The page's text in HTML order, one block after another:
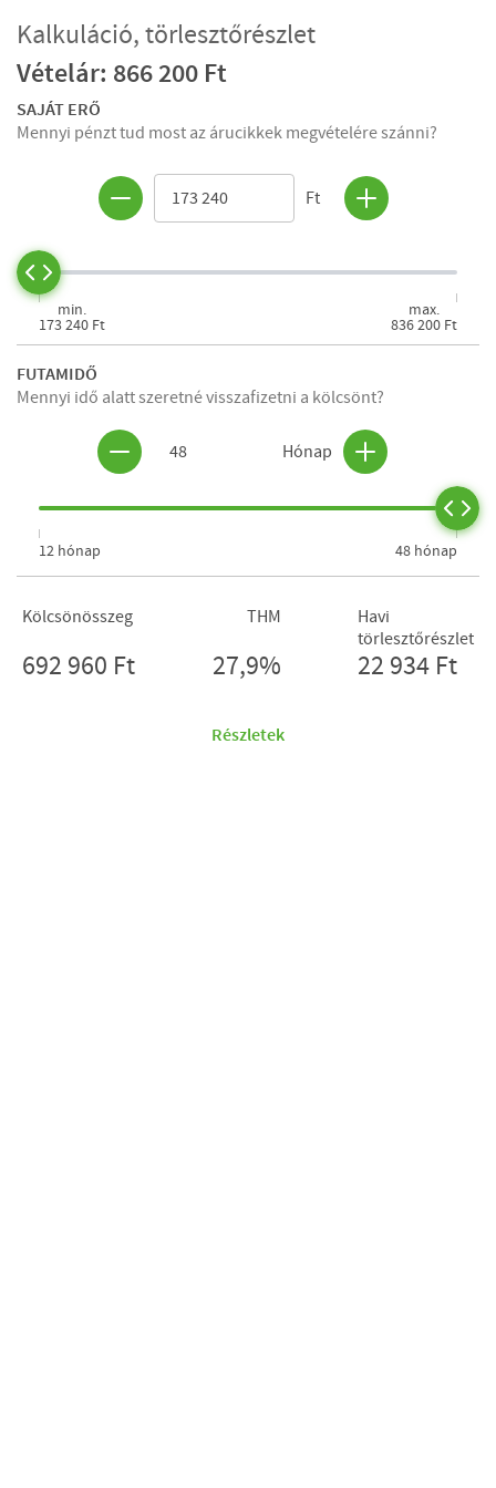
Kalkuláció, törlesztőrészlet
Vételár: 866 200 Ft
SAJÁT ERŐ
Mennyi pénzt tud most az árucikkek megvételére szánni?
Ft
min.
173 240 Ft
max.
836 200 Ft
FUTAMIDŐ
Mennyi idő alatt szeretné visszafizetni a kölcsönt?
48 Hónap
12 hónap 48 hónap
Kölcsönösszeg
692 960 Ft
THM
27,9%
Havi
törlesztőrészlet
22 934 Ft
Részletek